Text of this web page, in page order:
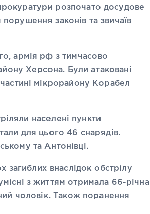
розпочато досудове
законів та звичаїв
армія рф з тимчасово
Херсона. Були атаковані
мікрорайону Корабел
населені пункти
для цього 46 снарядів.
та Антонівці.
внаслідок обстрілу
з життям отримала 66-річна
чоловік. Також поранення